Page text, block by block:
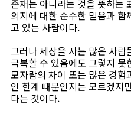
존재는 아니라는 것을 뜻하는
의지에 대한 순수한 믿음과
고 있는 사람이다.
그러나 세상을 사는 많은 사
극복할 수 있음에도 그렇지
모자람의 차이 또는 많은 경험
인 한계 때문인지는 모르겠지
다는 것이다.